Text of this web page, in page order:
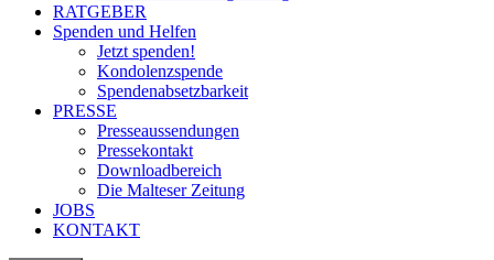
RATGEBER
Spenden und Helfen
Jetzt spenden!
Kondolenzspende
Spendenabsetzbarkeit
PRESSE
Presseaussendungen
Pressekontakt
Downloadbereich
Die Malteser Zeitung
JOBS
KONTAKT